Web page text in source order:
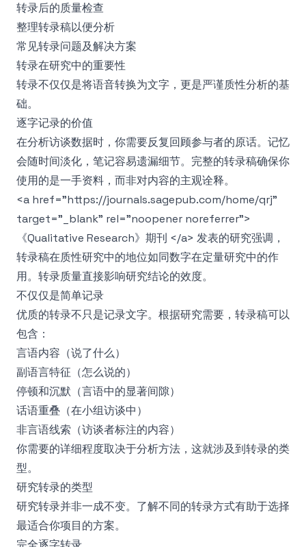
转录后的质量检查
整理转录稿以便分析
常见转录问题及解决方案
转录在研究中的重要性
转录不仅仅是将语音转换为文字，更是严谨质性分析的基
础。
逐字记录的价值
在分析访谈数据时，你需要反复回顾参与者的原话。记忆
会随时间淡化，笔记容易遗漏细节。完整的转录稿确保你
使用的是一手资料，而非对内容的主观诠释。
<a href="https://journals.sagepub.com/home/qrj"
target="_blank" rel="noopener noreferrer">
《Qualitative Research》期刊 </a> 发表的研究强调，
转录稿在质性研究中的地位如同数字在定量研究中的作
用。转录质量直接影响研究结论的效度。
不仅仅是简单记录
优质的转录不只是记录文字。根据研究需要，转录稿可以
包含：
言语内容（说了什么）
副语言特征（怎么说的）
停顿和沉默（言语中的显著间隙）
话语重叠（在小组访谈中）
非言语线索（访谈者标注的内容）
你需要的详细程度取决于分析方法，这就涉及到转录的类
型。
研究转录的类型
研究转录并非一成不变。了解不同的转录方式有助于选择
最适合你项目的方案。